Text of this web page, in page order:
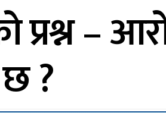
प्रश्न –
?